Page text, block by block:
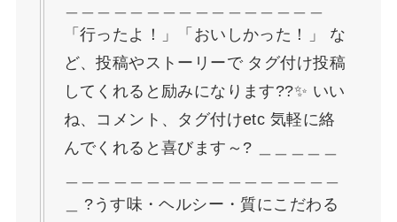
「行ったよ！」「おいしかった！」 な
ど、投稿やストーリーで タグ付け投稿
してくれると励みになります??✨ いい
ね、コメント、タグ付けetc 気軽に絡
んでくれると喜びます～? ＿＿＿＿＿
＿ ?うす味・ヘルシー・質にこだわる